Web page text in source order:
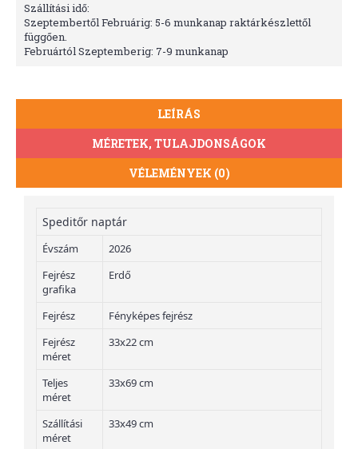
Szállítási idő:
Szeptembertől Februárig: 5-6 munkanap raktárkészlettől
függően.
Februártól Szeptemberig: 7-9 munkanap
LEÍRÁS
MÉRETEK, TULAJDONSÁGOK
VÉLEMÉNYEK (0)
Speditőr naptár
Évszám
2026
Fejrész
grafika
Erdő
Fejrész
Fényképes fejrész
Fejrész
méret
33x22 cm
Teljes
méret
33x69 cm
Szállítási
méret
33x49 cm